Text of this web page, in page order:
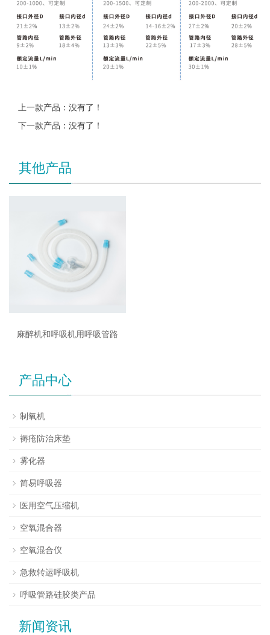
上一款产品：没有了！
下一款产品：没有了！
其他产品
麻醉机和呼吸机用呼吸管路
产品中心
制氧机
褥疮防治床垫
雾化器
简易呼吸器
医用空气压缩机
空氧混合器
空氧混合仪
急救转运呼吸机
呼吸管路硅胶类产品
新闻资讯